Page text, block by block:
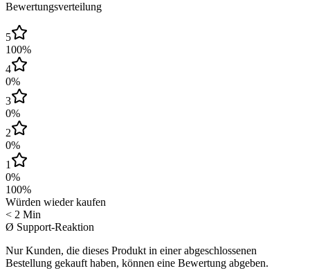
Bewertungsverteilung
5
100%
4
0%
3
0%
2
0%
1
0%
100%
Würden wieder kaufen
< 2 Min
Ø Support-Reaktion
Nur Kunden, die dieses Produkt in einer abgeschlossenen
Bestellung gekauft haben, können eine Bewertung abgeben.